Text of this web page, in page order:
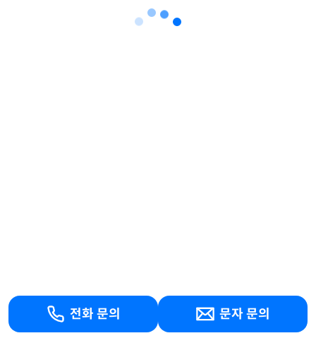
전화 문의 문자 문의